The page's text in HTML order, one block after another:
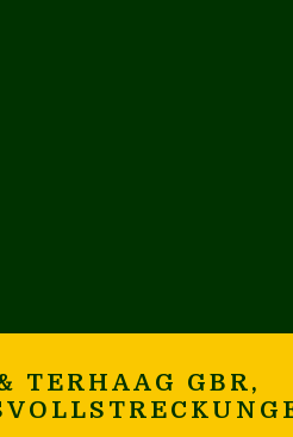
TERHAAG GBR,